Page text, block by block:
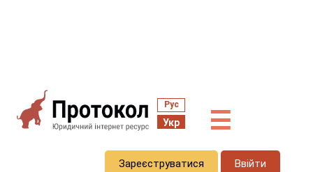
Рус
Укр ☰
Зареєструватися Ввійти